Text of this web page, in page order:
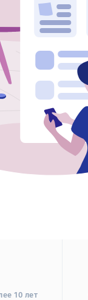
10 лет